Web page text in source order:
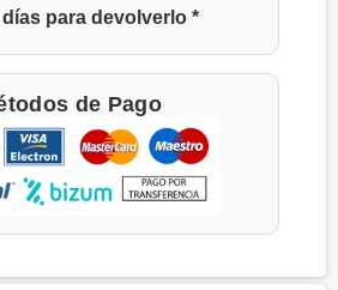
días para devolverlo *
de Pago